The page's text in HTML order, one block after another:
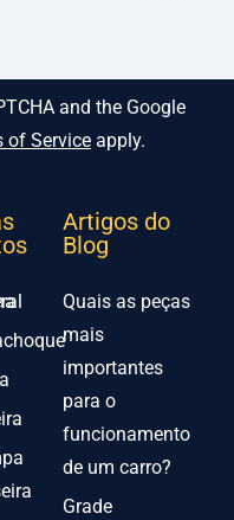
and the Google
of Service apply.
Artigos do
Blog
Quais as peças
mais
importantes
para o
funcionamento
de um carro?
Grade